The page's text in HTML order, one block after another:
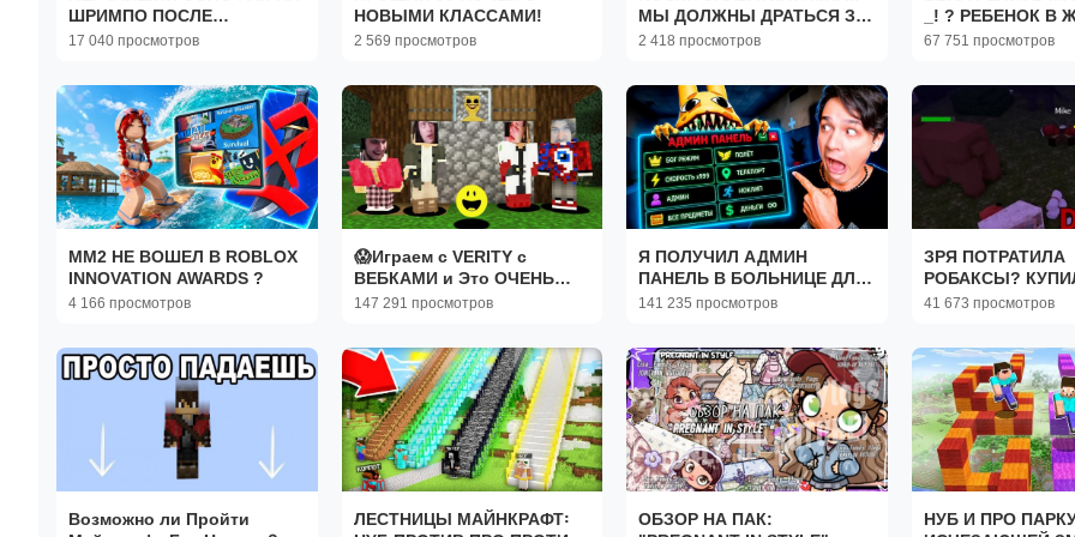
ШРИМПО ПОСЛЕ
ОБНОВЛЕНИЯ!
17 040 просмотров
НОВЫМИ КЛАССАМИ!
2 569 просмотров
МЫ ДОЛЖНЫ ДРАТЬСЯ ЗА
ЖИЗНЬ!
2 418 просмотров
_! ? РЕБЕНОК В
ОБНОВЛЕНИЕ 2
67 751 просмотров
ММ2 НЕ ВОШЕЛ В ROBLOX
INNOVATION AWARDS ?
4 166 просмотров
😱Играем с VERITY с
ВЕБКАМИ и Это ОЧЕНЬ
СМЕШНО..
147 291 просмотров
Я ПОЛУЧИЛ АДМИН
ПАНЕЛЬ В БОЛЬНИЦЕ ДЛЯ
ЖИВОТНЫХ
141 235 просмотров
ЗРЯ ПОТРАТИЛА
РОБАКСЫ?
НЕКРОМАНТА!
41 673 просмотров
Возможно ли Пройти
ЛЕСТНИЦЫ МАЙНКРАФТ꞉
ОБЗОР НА ПАК:
НУБ И ПРО